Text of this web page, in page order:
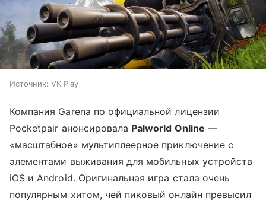
Источник: VK Play
Компания Garena по официальной лицензии
Pocketpair анонсировала Palworld Online —
«масштабное» мультиплеерное приключение с
элементами выживания для мобильных устройств
iOS и Android. Оригинальная игра стала очень
популярным хитом, чей пиковый онлайн превысил